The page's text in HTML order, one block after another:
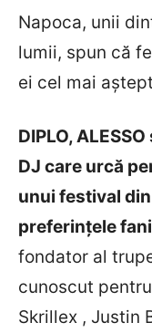
Napoca, unii
lumii, spun că
ei cel mai
DIPLO,
DJ care urcă
unui festival
preferințele
fondator al
cunoscut
Skrillex , Justin